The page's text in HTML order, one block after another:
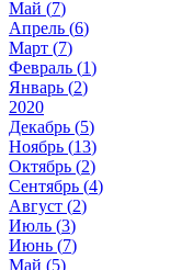
Май (7)
Апрель (6)
Март (7)
Февраль (1)
Январь (2)
2020
Декабрь (5)
Ноябрь (13)
Октябрь (2)
Сентябрь (4)
Август (2)
Июль (3)
Июнь (7)
Май (5)